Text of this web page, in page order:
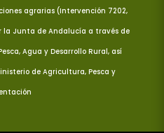
agrarias (Intervención 7202,
la Junta de Andalucía a través de
Agua y Desarrollo Rural, así
de Agricultura, Pesca y